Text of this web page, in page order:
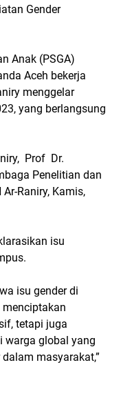
Gender
Anak (PSGA)
Aceh bekerja
menggelar
yang berlangsung
Prof Dr.
Penelitian dan
Raniry, Kamis,
isu
isu gender di
tetapi juga
warga global yang
masyarakat,”